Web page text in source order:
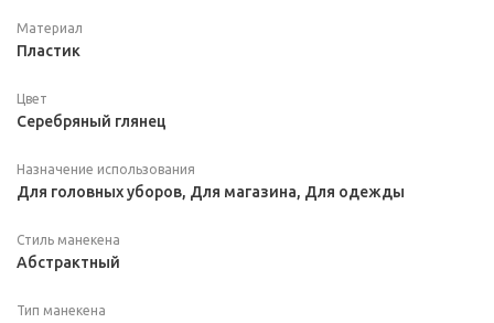
Материал
Пластик
Цвет
Серебряный глянец
Назначение использования
Для головных уборов, Для магазина, Для одежды
Стиль манекена
Абстрактный
Тип манекена